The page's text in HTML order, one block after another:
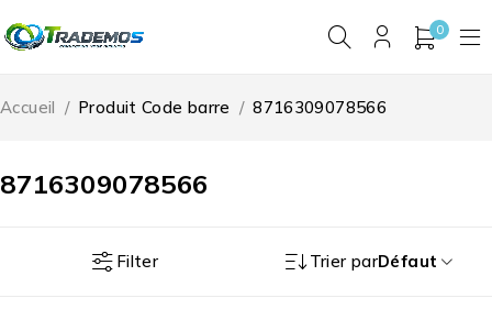
0
8716309078566
Accueil / Produit Code barre / 8716309078566
Filter Trier parDéfaut